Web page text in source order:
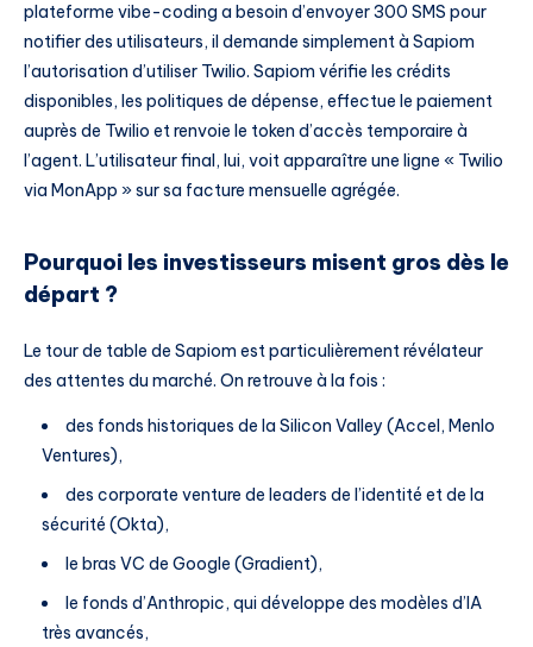
plateforme vibe-coding a besoin d’envoyer 300 SMS pour
notifier des utilisateurs, il demande simplement à Sapiom
l’autorisation d’utiliser Twilio. Sapiom vérifie les crédits
disponibles, les politiques de dépense, effectue le paiement
auprès de Twilio et renvoie le token d’accès temporaire à
l’agent. L’utilisateur final, lui, voit apparaître une ligne « Twilio
via MonApp » sur sa facture mensuelle agrégée.
Pourquoi les investisseurs misent gros dès le
départ ?
Le tour de table de Sapiom est particulièrement révélateur
des attentes du marché. On retrouve à la fois :
des fonds historiques de la Silicon Valley (Accel, Menlo
Ventures),
des corporate venture de leaders de l’identité et de la
sécurité (Okta),
le bras VC de Google (Gradient),
le fonds d’Anthropic, qui développe des modèles d’IA
très avancés,